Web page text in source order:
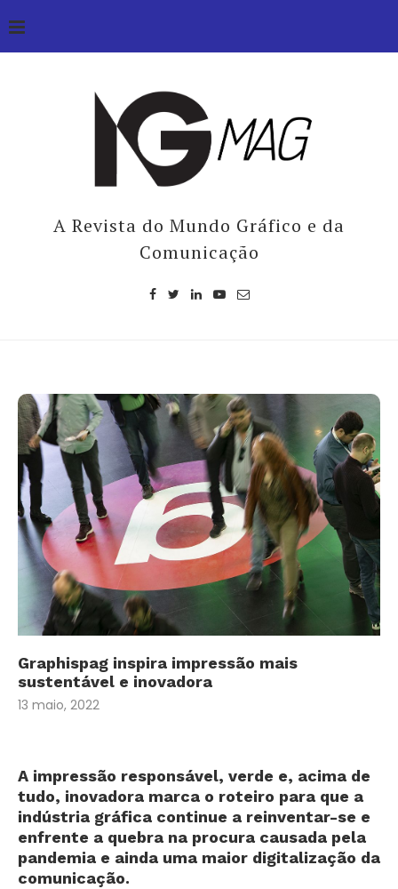
A Revista do Mundo Gráfico e da
Comunicação
Graphispag inspira impressão mais
sustentável e inovadora
13 maio, 2022
A impressão responsável, verde e, acima de
tudo, inovadora marca o roteiro para que a
indústria gráfica continue a reinventar-se e
enfrente a quebra na procura causada pela
pandemia e ainda uma maior digitalização da
comunicação.